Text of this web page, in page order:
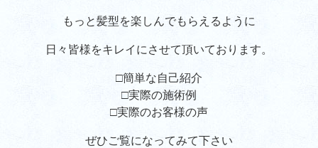
もっと髪型を楽しんでもらえるように
日々皆様をキレイにさせて頂いております。
□簡単な自己紹介
□実際の施術例
□実際のお客様の声
ぜひご覧になってみて下さい